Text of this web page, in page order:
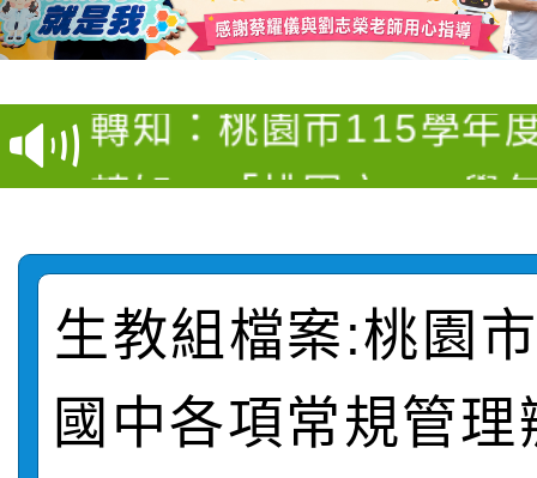
學年度第1學期第9次代
結果(第4招)
【甄選結果(第12招)】
學年度第1學期第7次代
結果(第12招)
轉知：桃園市115學年
賽及師生本土語及新住
賽實施要點
轉知：「桃園市115學
比賽實施要點」
轉知：「115年金融知
動辦法」
轉知臺中市政府政風處
畫影片一案
劇比賽實施要點」及修
轉知：桃園市115年度
生教組檔案:桃園
國中各項常規管